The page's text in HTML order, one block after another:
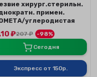
хирург.стерильн.
примен.
углеродистая
₽207₽
-98%
Сегодня
Экспресс от 150р.